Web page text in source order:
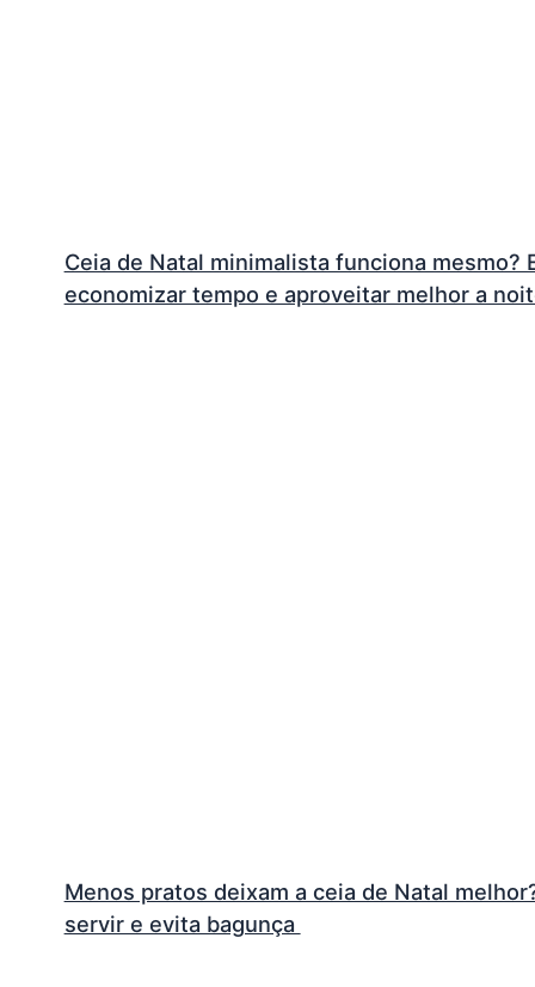
Ceia de Natal minimalista funciona mesmo?
economizar tempo e aproveitar melhor a
Menos pratos deixam a ceia de Natal
servir e evita bagunça